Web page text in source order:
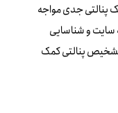
پنالتی جدی مواجه
سایت و شناسایی
تشخیص پنالتی کمک